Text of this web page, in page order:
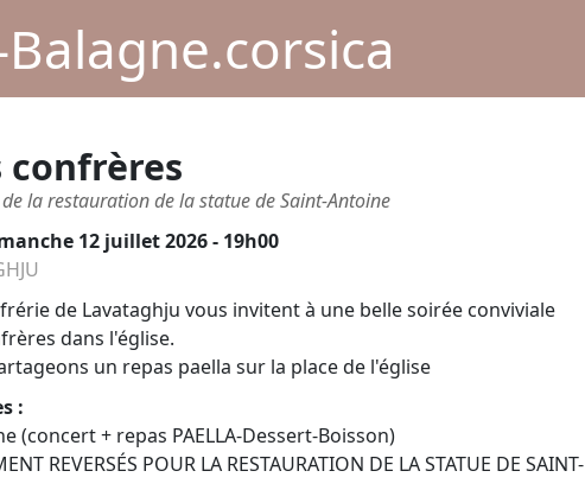
confrères
la restauration de la statue de Saint-Antoine
12 juillet 2026 - 19h00
de Lavataghju vous invitent à une belle soirée conviviale
dans l'église.
un repas paella sur la place de l'église
:
(concert + repas PAELLA-Dessert-Boisson)
REVERSÉS POUR LA RESTAURATION DE LA STATUE DE SAINT-